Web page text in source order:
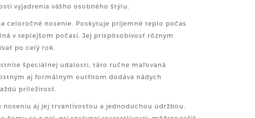
vyjadrenia vášho osobného štýlu.
celoročné nosenie. Poskytuje príjemné teplo počas
v teplejšom počasí. Jej prispôsobivosť rôznym
po celý rok.
špeciálnej udalosti, táto ručne maľovaná
aj formálnym outfitom dodáva nádych
príležitosť.
aj jej trvanlivosťou a jednoduchou údržbou.